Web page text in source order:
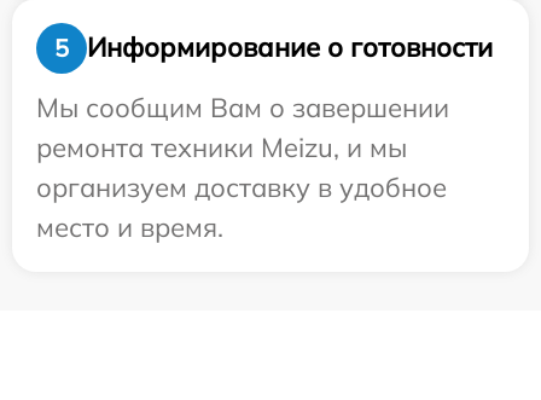
5
Информирование о готовности
Мы сообщим Вам о завершении
ремонта техники Meizu, и мы
организуем доставку в удобное
место и время.